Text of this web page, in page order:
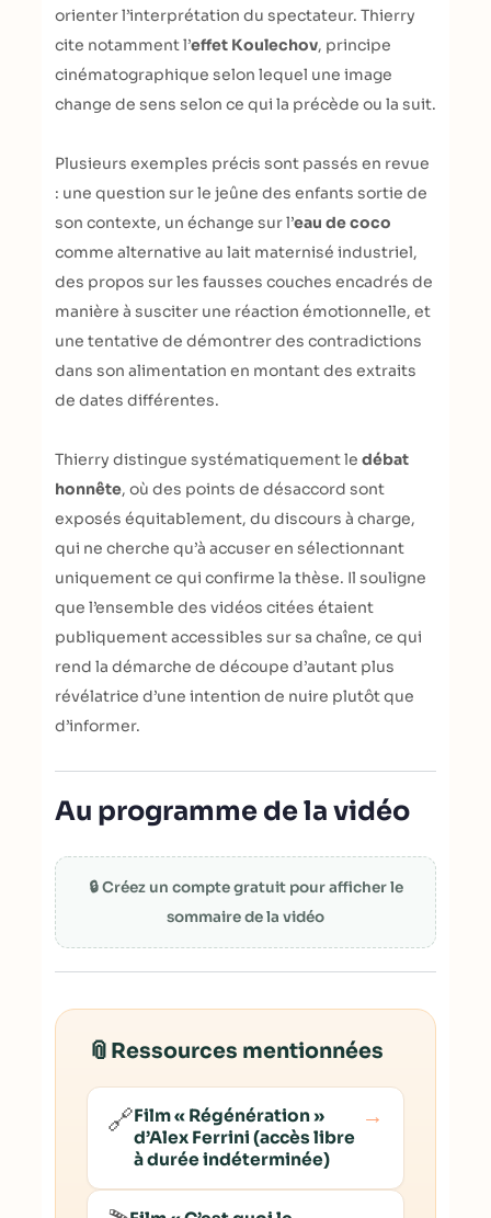
orienter l’interprétation du spectateur. Thierry
cite notamment l’effet Koulechov, principe
cinématographique selon lequel une image
change de sens selon ce qui la précède ou la suit.
Plusieurs exemples précis sont passés en revue
: une question sur le jeûne des enfants sortie de
son contexte, un échange sur l’eau de coco
comme alternative au lait maternisé industriel,
des propos sur les fausses couches encadrés de
manière à susciter une réaction émotionnelle, et
une tentative de démontrer des contradictions
dans son alimentation en montant des extraits
de dates différentes.
Thierry distingue systématiquement le débat
honnête, où des points de désaccord sont
exposés équitablement, du discours à charge,
qui ne cherche qu’à accuser en sélectionnant
uniquement ce qui confirme la thèse. Il souligne
que l’ensemble des vidéos citées étaient
publiquement accessibles sur sa chaîne, ce qui
rend la démarche de découpe d’autant plus
révélatrice d’une intention de nuire plutôt que
d’informer.
Au programme de la vidéo
🔒 Créez un compte gratuit pour afficher le
sommaire de la vidéo
📎 Ressources mentionnées
🔗Film « Régénération »
d’Alex Ferrini (accès libre
à durée indéterminée)
→